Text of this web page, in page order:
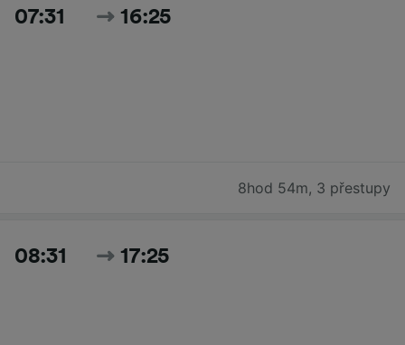
07:31 16:25
8hod 54m, 3 přestupy
08:31 17:25